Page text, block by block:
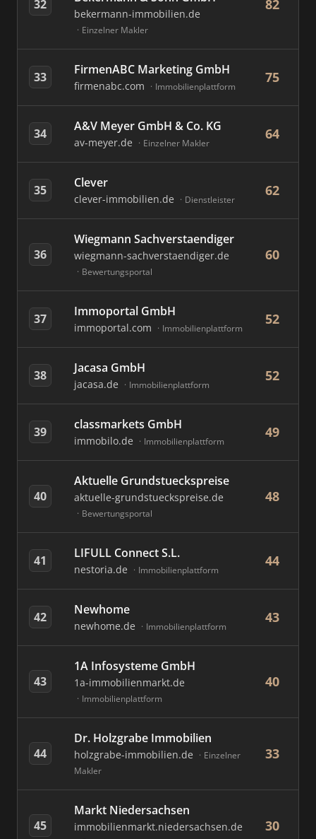
32
bekermann-immobilien.de
Einzelner Makler
82
33 FirmenABC Marketing GmbH
firmenabc.com Immobilienplattform
75
34 A&V Meyer GmbH & Co. KG
av-meyer.de Einzelner Makler
64
35 Clever
clever-immobilien.de Dienstleister
62
36
Wiegmann Sachverstaendiger
wiegmann-sachverstaendiger.de
Bewertungsportal
60
37 Immoportal GmbH
immoportal.com Immobilienplattform
52
38 Jacasa GmbH
jacasa.de Immobilienplattform
52
39 classmarkets GmbH
immobilo.de Immobilienplattform
49
40
Aktuelle Grundstueckspreise
aktuelle-grundstueckspreise.de
Bewertungsportal
48
41 LIFULL Connect S.L.
nestoria.de Immobilienplattform
44
42 Newhome
newhome.de Immobilienplattform
43
43
1A Infosysteme GmbH
1a-immobilienmarkt.de
Immobilienplattform
40
44
Dr. Holzgrabe Immobilien
holzgrabe-immobilien.de
Einzelner
Makler
33
45
Markt Niedersachsen
immobilienmarkt.niedersachsen.de 30